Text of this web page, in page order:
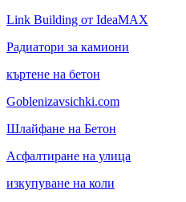
Link Building от IdeaMAX
Радиатори за камиони
къртене на бетон
Goblenizavsichki.com
Шлайфане на Бетон
Асфалтиране на улица
изкупуване на коли